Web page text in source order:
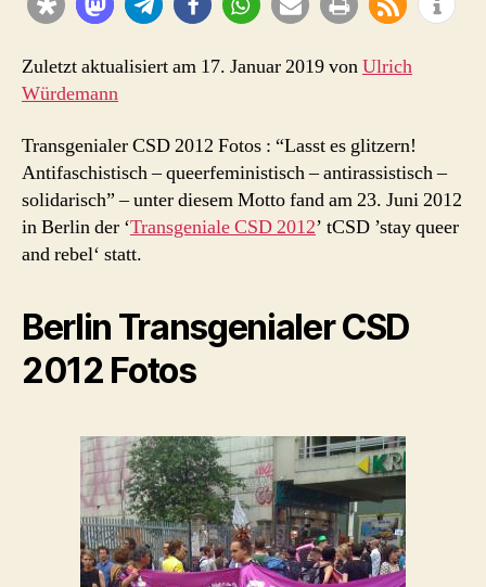
Berlin
Zuletzt aktualisiert am 17. Januar 2019 vonUlrich
Würdemann
Transgenialer CSD 2012 Fotos : “Lasst es glitzern!
Antifaschistisch – queerfeministisch – antirassistisch –
solidarisch” – unter diesem Motto fand am 23. Juni 2012
in Berlin der ‘Transgeniale CSD 2012’ tCSD ’stay queer
and rebel‘ statt.
Berlin Transgenialer CSD
2012 Fotos